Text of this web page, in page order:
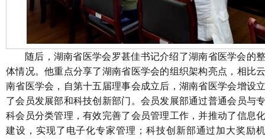
随后，湖南省医学会罗甚佳书记介绍了湖南省医学会的
体情况。他重点分享了湖南省医学会的组织架构亮点，相比
南省医学会，自第十五届理事会成立后，湖南省医学会增设
了会员发展部和科技创新部门。会员发展部通过普通会员与
科会员分类管理，有效完善了会员管理工作，并推动了信息
建设，实现了电子化专家管理；科技创新部通过加大奖励